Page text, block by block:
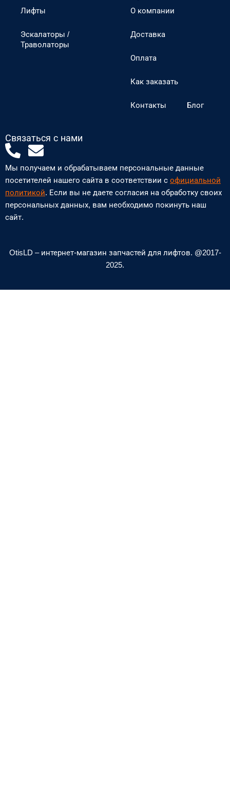
Лифты
Эскалаторы /
Траволаторы
О компании
Доставка
Оплата
Как заказать
Контакты Блог
Связаться с нами
P
h
o
n
e
l
E
n
v
e
l
e
Мы получаем и обрабатываем персональные данные
посетителей нашего сайта в соответствии с официальной
политикой. Если вы не даете согласия на обработку своих
персональных данных, вам необходимо покинуть наш
сайт.
OtisLD – интернет-магазин запчастей для лифтов. @2017-
2025.